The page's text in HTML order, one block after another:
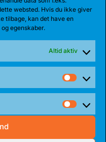
websted. Hvis du ikke giver
tilbage, kan det have en
egenskaber.
Altid aktiv
27 JUL 2026